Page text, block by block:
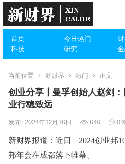
首页 今日热门
科技
研究
当前位置 新财界 热门 正文
创业分享丨曼孚创始人赵剑
业行稳致远
发布: 2024年12月26日 646 0
新财界报道：近日， 2024创业邦
邦年会在成都落下帷幕。